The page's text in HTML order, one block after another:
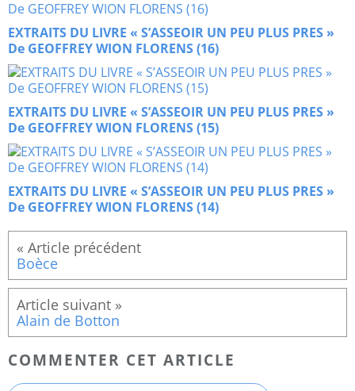
EXTRAITS DU LIVRE « S’ASSEOIR UN PEU PLUS PRES »
De GEOFFREY WION FLORENS (16)
EXTRAITS DU LIVRE « S’ASSEOIR UN PEU PLUS PRES »
De GEOFFREY WION FLORENS (15)
EXTRAITS DU LIVRE « S’ASSEOIR UN PEU PLUS PRES »
De GEOFFREY WION FLORENS (14)
Boèce
Alain de Botton
COMMENTER CET ARTICLE